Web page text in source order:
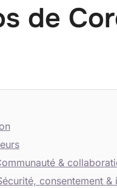
de
&
consentement &